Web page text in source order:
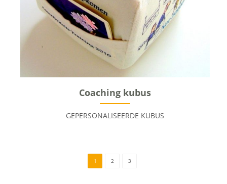
Coaching kubus
GEPERSONALISEERDE KUBUS
1 2 3